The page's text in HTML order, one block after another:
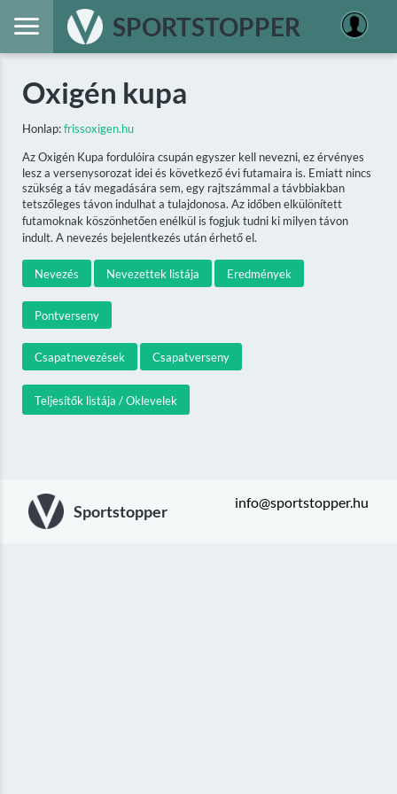
SPORTSTOPPER
Oxigén kupa
Honlap:frissoxigen.hu
Az Oxigén Kupa fordulóira csupán egyszer kell nevezni, ez érvényes
lesz a versenysorozat idei és következő évi futamaira is. Emiatt nincs
szükség a táv megadására sem, egy rajtszámmal a távbbiakban
tetszőleges távon indulhat a tulajdonosa. Az időben elkülönített
futamoknak köszönhetően enélkül is fogjuk tudni ki milyen távon
indult. A nevezés bejelentkezés után érhető el.
Nevezés Nevezettek listája Eredmények
Pontverseny
Csapatnevezések Csapatverseny
Teljesítők listája / Oklevelek
Sportstopper info@sportstopper.hu